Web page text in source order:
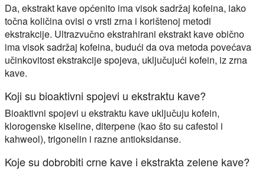
Da, ekstrakt kave općenito ima visok sadržaj kofeina, iako
točna količina ovisi o vrsti zrna i korištenoj metodi
ekstrakcije. Ultrazvučno ekstrahirani ekstrakt kave obično
ima visok sadržaj kofeina, budući da ova metoda povećava
učinkovitost ekstrakcije spojeva, uključujući kofein, iz zrna
kave.
Koji su bioaktivni spojevi u ekstraktu kave?
Bioaktivni spojevi u ekstraktu kave uključuju kofein,
klorogenske kiseline, diterpene (kao što su cafestol i
kahweol), trigonelin i razne antioksidanse.
Koje su dobrobiti crne kave i ekstrakta zelene kave?